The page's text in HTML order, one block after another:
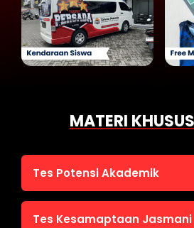
MATERI
Tes Potensi Akademik
Bahasa Indonesia
Tes Kesamaptaan Jasmani